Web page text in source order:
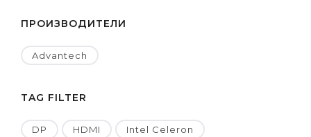
ПРОИЗВОДИТЕЛИ
Advantech
TAG FILTER
DP HDMI Intel Celeron